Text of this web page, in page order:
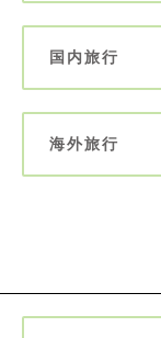
国内旅行
海外旅行